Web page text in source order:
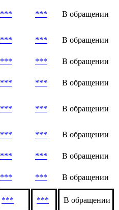
*** *** В обращении
*** ***
В обращении
*** ***
В обращении
*** ***
В обращении
*** *** В обращении
*** ***
В обращении
*** ***
В обращении
*** *** В обращении
*** *** В обращении